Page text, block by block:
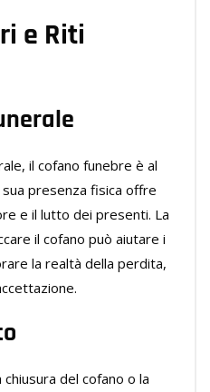
e Riti
il cofano funebre è al
presenza fisica offre
e il lutto dei presenti. La
il cofano può aiutare i
la realtà della perdita,
del cofano o la